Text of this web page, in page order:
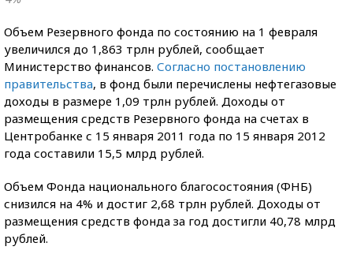
Объем Резервного фонда по состоянию на 1 февраля
увеличился до 1,863 трлн рублей, сообщает
Министерство финансов. Согласно постановлению
правительства, в фонд были перечислены нефтегазовые
доходы в размере 1,09 трлн рублей. Доходы от
размещения средств Резервного фонда на счетах в
Центробанке с 15 января 2011 года по 15 января 2012
года составили 15,5 млрд рублей.
Объем Фонда национального благосостояния (ФНБ)
снизился на 4% и достиг 2,68 трлн рублей. Доходы от
размещения средств фонда за год достигли 40,78 млрд
рублей.